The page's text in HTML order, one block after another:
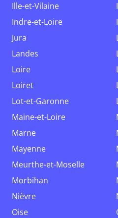
Ille-et-Vilaine
Indre-et-Loire
Jura
Landes
Loire
Loiret
Lot-et-Garonne
Maine-et-Loire
Marne
Mayenne
Meurthe-et-Moselle
Morbihan
Nièvre
Oise